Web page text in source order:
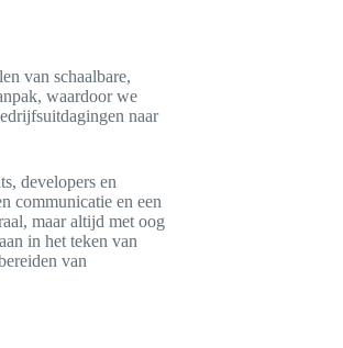
van schaalbare,
waardoor we
naar
developers en
communicatie en een
maar altijd met oog
in het teken van
van